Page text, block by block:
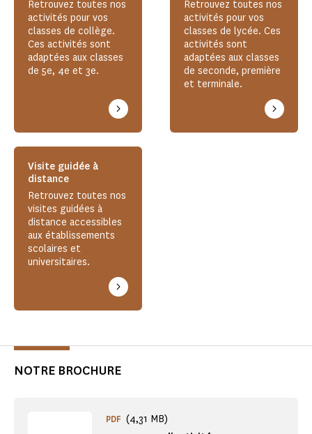
Retrouvez toutes nos
activités pour vos
classes de collège.
Ces activités sont
adaptées aux classes
de 5e, 4e et 3e.
Retrouvez toutes nos
activités pour vos
classes de lycée. Ces
activités sont
adaptées aux classes
de seconde, première
et terminale.
Visite guidée à
distance
Retrouvez toutes nos
visites guidées à
distance accessibles
aux établissements
scolaires et
universitaires.
NOTRE BROCHURE
PDF (4,31 MB)